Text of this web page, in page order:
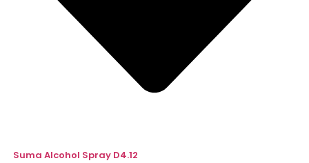
Suma Alcohol Spray D4.12